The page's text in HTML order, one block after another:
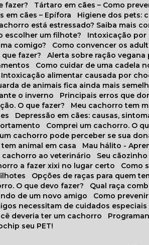
fazer?
Tártaro em cães – Como
em cães – Epífora
Higiene dos pets:
está estressado? Saiba mais
escolher um filhote?
Intoxicação
comigo?
Como convencer os
que fazer?
Alerta sobre ração vegana
Como cuidar de uma cadela
Intoxicação alimentar causada por
de animais fica ainda mais
o inverno
Principais erros que
O que fazer?
Meu cachorro tem
Depressão em cães: causas,
Comprei um cachorro. O
cachorro pode perceber se sua
tem animal em casa
Mau hálito -
cachorro ao veterinário
Seu
a fazer xixi no lugar certo
Opções de raças para quem
O que devo fazer?
Qual raça
de um novo amigo
Como
necessitam de cuidados especiais
deveria ter um cachorro
seu PET!